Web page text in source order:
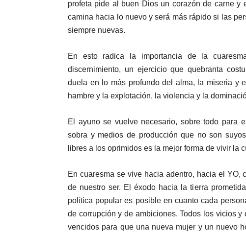
profeta pide al buen Dios un corazón de carne y
camina hacia lo nuevo y será más rápido si las
siempre nuevas.
En esto radica la importancia de la
discernimiento, un ejercicio que quebranta
duela en lo más profundo del alma, la miseria y
hambre y la explotación, la violencia y la
El ayuno se vuelve necesario, sobre todo para
sobra y medios de producción que no son
libres a los oprimidos es la mejor forma de vivir la
En cuaresma se vive hacia adentro, hacia el
de nuestro ser. El éxodo hacia la tierra
política popular es posible en cuanto cada
de corrupción y de ambiciones. Todos los vicios
vencidos para que una nueva mujer y un nuevo